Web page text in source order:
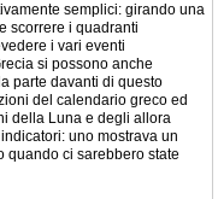
semplici: girando una
scorrere i quadranti
i vari eventi
si possono anche
parte davanti di questo
del calendario greco ed
della Luna e degli allora
uno mostrava un
quando ci sarebbero state